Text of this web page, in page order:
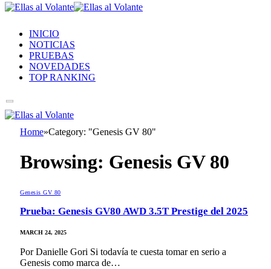
INICIO
NOTICIAS
PRUEBAS
NOVEDADES
TOP RANKING
Home»Category: "Genesis GV 80"
Browsing: Genesis GV 80
Genesis GV 80
Prueba: Genesis GV80 AWD 3.5T Prestige del 2025
MARCH 24, 2025
Por Danielle Gori Si todavía te cuesta tomar en serio a
Genesis como marca de…